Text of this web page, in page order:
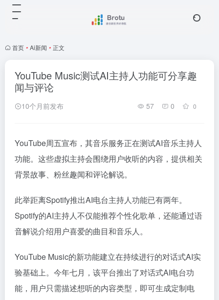
首页 • Ai新闻 • 正文
YouTube Music测试AI主持人功能可分享趣
闻与评论
10个月前发布 57 0 0
YouTube周五宣布，其音乐服务正在测试AI音乐主持人
功能。这些虚拟主持会围绕用户收听的内容，提供相关
背景故事、粉丝趣闻和评论解说。
此举距离Spotify推出AI电台主持人功能已有两年。
Spotify的AI主持人不仅能推荐个性化歌单，还能通过语
音解说介绍用户喜爱的曲目和音乐人。
YouTube Music的新功能建立在持续进行的对话式AI实
验基础上。今年七月，该平台推出了对话式AI电台功
能，用户只需描述想听的内容类型，即可生成定制电